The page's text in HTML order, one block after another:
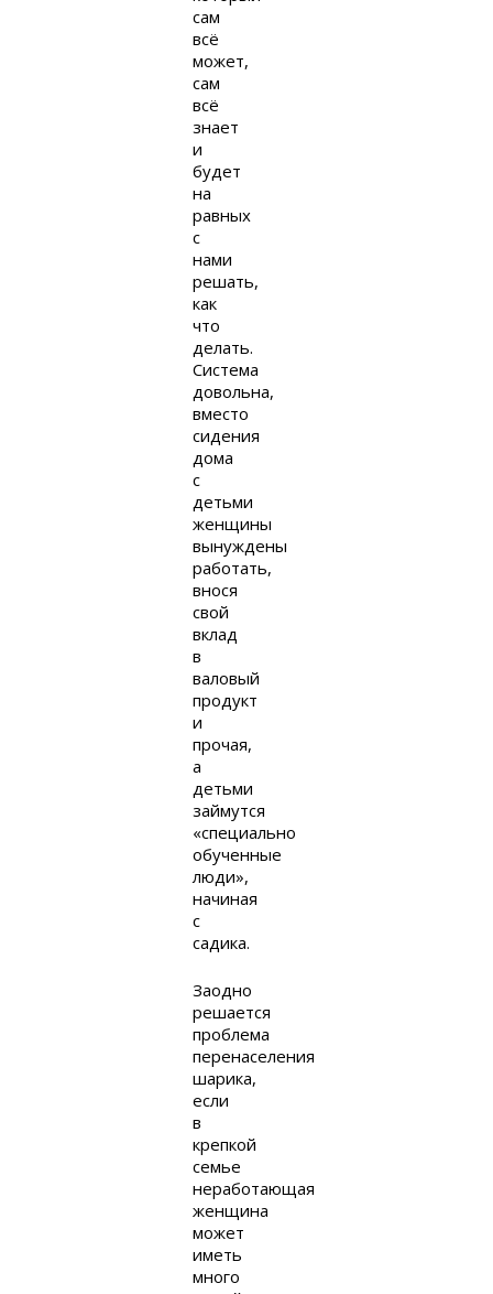
сам
всё
может,
сам
всё
знает
и
будет
на
равных
с
нами
решать,
как
что
делать.
Система
довольна,
вместо
сидения
дома
с
детьми
женщины
вынуждены
работать,
внося
свой
вклад
в
валовый
продукт
и
прочая,
а
детьми
займутся
«специально
обученные
люди»,
начиная
с
садика.
Заодно
решается
проблема
перенаселения
шарика,
если
в
крепкой
семье
неработающая
женщина
может
иметь
много